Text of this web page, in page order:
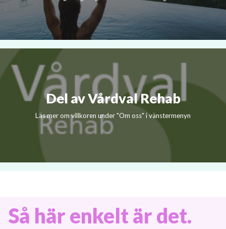
Del av Vårdval Rehab
Läs mer om villkoren under "Om oss" i vänstermenyn
Så här enkelt är det.